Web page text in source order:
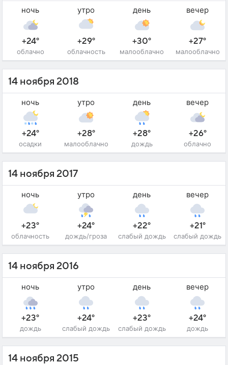
ночь
+24°
облачно
утро
+29°
облачность
день
+30°
малооблачно
вечер
+27°
малооблачно
14 ноября 2018
ночь
+24°
осадки
утро
+28°
малооблачно
день
+28°
дождь
вечер
+26°
облачно
14 ноября 2017
ночь
+23°
облачность
утро
+24°
дождь/гроза
день
+22°
слабый дождь
вечер
+21°
слабый дождь
14 ноября 2016
ночь
+23°
дождь
утро
+24°
слабый дождь
день
+23°
слабый дождь
вечер
+24°
дождь
14 ноября 2015